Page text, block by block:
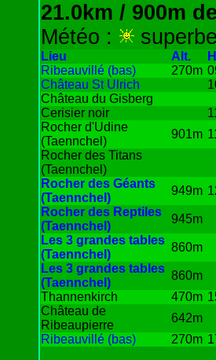
21.0km / 900m
Météo :
Lieu Alt.
Ribeauvillé (bas)
270m
Château St Ulrich
Château du Gisberg
Cerisier noir
Rocher d'Udine
(Taennchel)
901m
Rocher des Titans
(Taennchel)
Rocher des Géants
(Taennchel)
949m
Rocher des Reptiles
(Taennchel)
945m
Les 3 grandes tables
(Taennchel)
860m
Les 3 grandes tables
(Taennchel)
860m
Thannenkirch
470m
Château de
Ribeaupierre
642m
Ribeauvillé (bas)
270m